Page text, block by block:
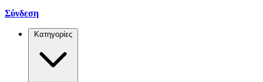
Σύνδεση
Κατηγορίες